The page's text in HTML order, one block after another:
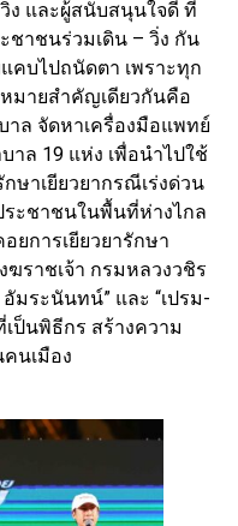
ง และผู้สนับสนุนใจดี ที่
ชาชนร่วมเดิน – วิ่ง กัน
คบไปถนัดตา เพราะทุก
มายสำคัญเดียวกันคือ
าล จัดหาเครื่องมือแพทย์
าล 19 แห่ง เพื่อนำไปใช้
ษาเยียวยากรณีเร่งด่วน
ระชาชนในพื้นที่ห่างไกล
ยการเยียวยารักษา
ราชเจ้า กรมหลวงวชิร
มระนันทน์” และ “เปรม-
ป็นพิธีกร สร้างความ
นเมือง